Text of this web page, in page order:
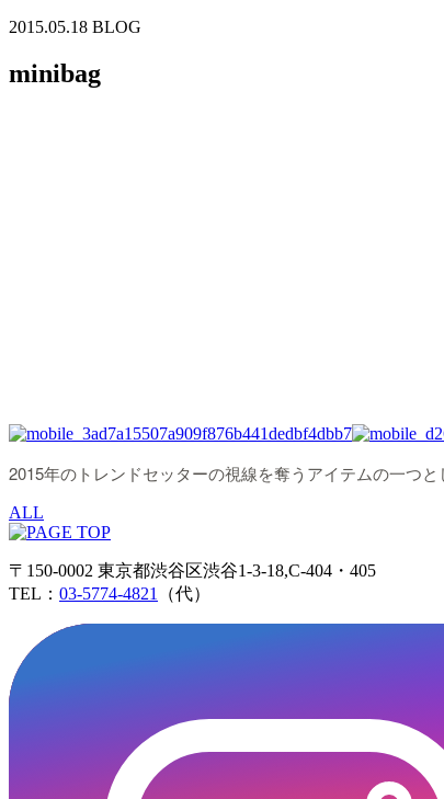
2015.05.18 BLOG
minibag
2015年のトレンドセッターの視線を奪うアイテムの一つ
ALL
〒150-0002 東京都渋谷区渋谷1-3-18,C-404・405
TEL： 03-5774-4821 （代）